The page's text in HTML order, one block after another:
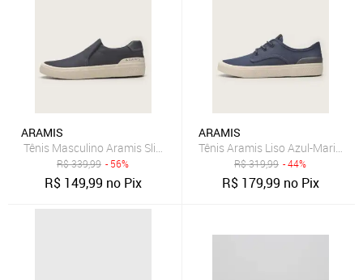
ARAMIS
Tênis Masculino Aramis Slip-On Azul Marinho
R$339,99 - 56%
R$ 149,99 no Pix
ARAMIS
Tênis Aramis Liso Azul-Marinho
R$319,99 - 44%
R$ 179,99 no Pix